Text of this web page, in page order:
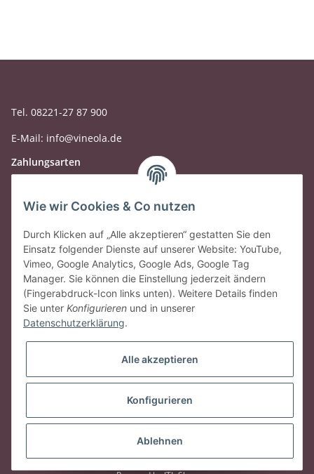
Tel. 08221-27 87 900
E-Mail: info@vineola.de
Zahlungsarten
Vertrag widerrufen
* Alle Preise inkl. gesetzlicher USt., zzgl.Versand
© vineola.de
Wie wir Cookies & Co nutzen
Durch Klicken auf „Alle akzeptieren“ gestatten Sie den
Einsatz folgender Dienste auf unserer Website: YouTube,
Vimeo, Google Analytics, Google Ads, Google Tag
Manager. Sie können die Einstellung jederzeit ändern
(Fingerabdruck-Icon links unten). Weitere Details finden
Sie unter Konfigurieren und in unserer
Datenschutzerklärung.
Alle akzeptieren
Konfigurieren
Ablehnen